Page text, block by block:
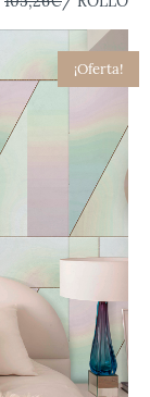
¡Oferta!